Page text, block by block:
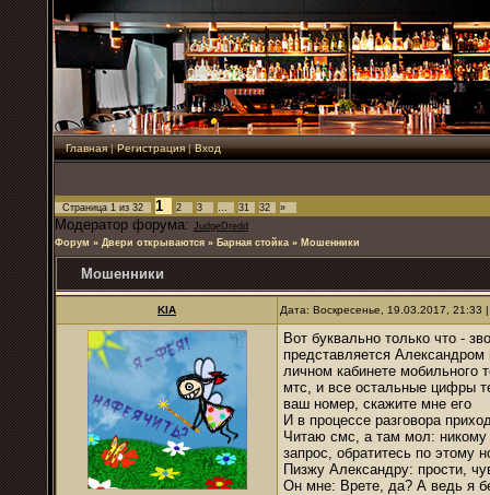
Главная|Регистрация|Вход
Страница 1 из 32 1 2 3 … 31 32 »
Модератор форума: JudgeDredd
Форум » Двери открываются » Барная стойка » Мошенники
Мошенники
KIA Дата: Воскресенье, 19.03.2017,
Вот буквально только что -
представляется
личном кабинете мобильного
мтс, и все остальные цифры
ваш номер, скажите мне его
И в процессе разговора
Читаю смс, а там мол: никому
запрос, обратитесь по этому
Пизжу Александру: прости,
Он мне: Врете, да? А ведь я